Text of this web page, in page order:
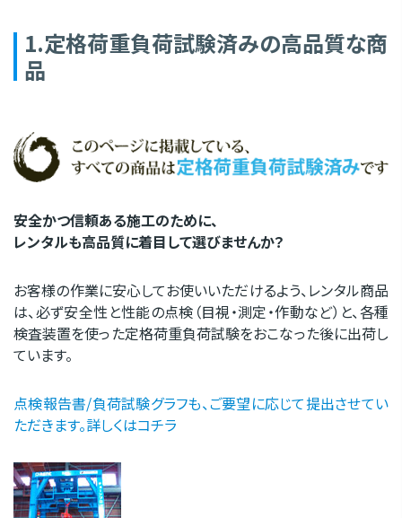
1.定格荷重負荷試験済みの高品質な商
品
安全かつ信頼ある施工のために、
レンタルも高品質に着目して選びませんか？
お客様の作業に安心してお使いいただけるよう、レンタル商品
は、必ず安全性と性能の点検（目視・測定・作動など）と、各種
検査装置を使った定格荷重負荷試験をおこなった後に出荷し
ています。
点検報告書/負荷試験グラフも、ご要望に応じて提出させてい
ただきます。詳しくはコチラ